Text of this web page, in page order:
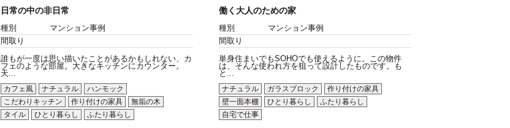
日常の中の非日常
種別
マンション事例
間取り
誰もが一度は思い描いたことがあるかもしれない、カ
フェのような部屋。大きなキッチンにカウンター。
天...
カフェ風
ナチュラル
ハンモック
こだわりキッチン
作り付けの家具
無垢の木
タイル
ひとり暮らし ふたり暮らし
働く大人のための家
種別
マンション事例
間取り
単身住まいでもSOHOでも使えるように。この物件
は、そんな使われ方を狙って設計したものです。も
と...
ナチュラル
ガラスブロック
作り付けの家具
壁一面本棚
ひとり暮らし
ふたり暮らし
自宅で仕事